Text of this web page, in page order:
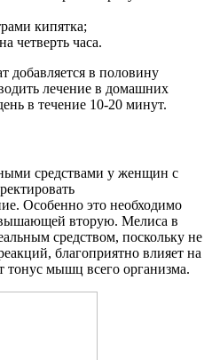
кипятка;
четверть часа.
добавляется в половину
лечение в домашних
в течение 10-20 минут.
средствами у женщин с
Особенно это необходимо
вторую. Мелиса в
средством, поскольку не
благоприятно влияет на
мышц всего организма.